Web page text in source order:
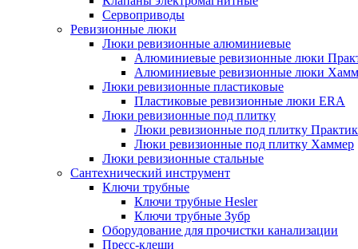
Сервоприводы
Ревизионные люки
Люки ревизионные алюминиевые
Алюминиевые ревизионные люки
Алюминиевые ревизионные люки
Люки ревизионные пластиковые
Пластиковые ревизионные люки ERA
Люки ревизионные под плитку
Люки ревизионные под плитку
Люки ревизионные под плитку Хаммер
Люки ревизионные стальные
Сантехнический инструмент
Ключи трубные
Ключи трубные Hesler
Ключи трубные Зубр
Оборудование для прочистки канализации
Пресс-клещи